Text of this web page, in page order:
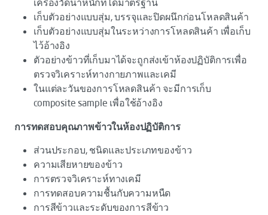
เครื่องวัดน้ำหนักที่ได้มาตรฐาน
เก็บตัวอย่างแบบสุ่ม, บรรจุและปิดผนึกก่อนโหลดสินค้า
เก็บตัวอย่างแบบสุ่มในระหว่างการโหลดสินค้า เพื่อเก็บ
ไว้อ้างอิง
ตัวอย่างข้าวที่เก็บมาได้จะถูกส่งเข้าห้องปฏิบัติการเพื่อ
ตรวจวิเคราะห์ทางกายภาพและเคมี
ในแต่ละวันของการโหลดสินค้า จะมีการเก็บ
composite sample เพื่อใช้อ้างอิง
การทดสอบคุณภาพข้าวในห้องปฏิบัติการ
ส่วนประกอบ, ชนิดและประเภทของข้าว
ความเสียหายของข้าว
การตรวจวิเคราะห์ทางเคมี
การทดสอบความชื้นกับความหนืด
การสีข้าวและระดับของการสีข้าว